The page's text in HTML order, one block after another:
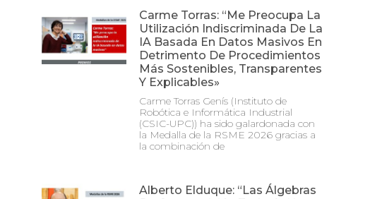
Carme Torras: “Me Preocupa La
Utilización Indiscriminada De La
IA Basada En Datos Masivos En
Detrimento De Procedimientos
Más Sostenibles, Transparentes
Y Explicables»
Carme Torras Genís (Instituto de
Robótica e Informática Industrial
(CSIC-UPC)) ha sido galardonada con
la Medalla de la RSME 2026 gracias a
la combinación de
Alberto Elduque: “Las Álgebras